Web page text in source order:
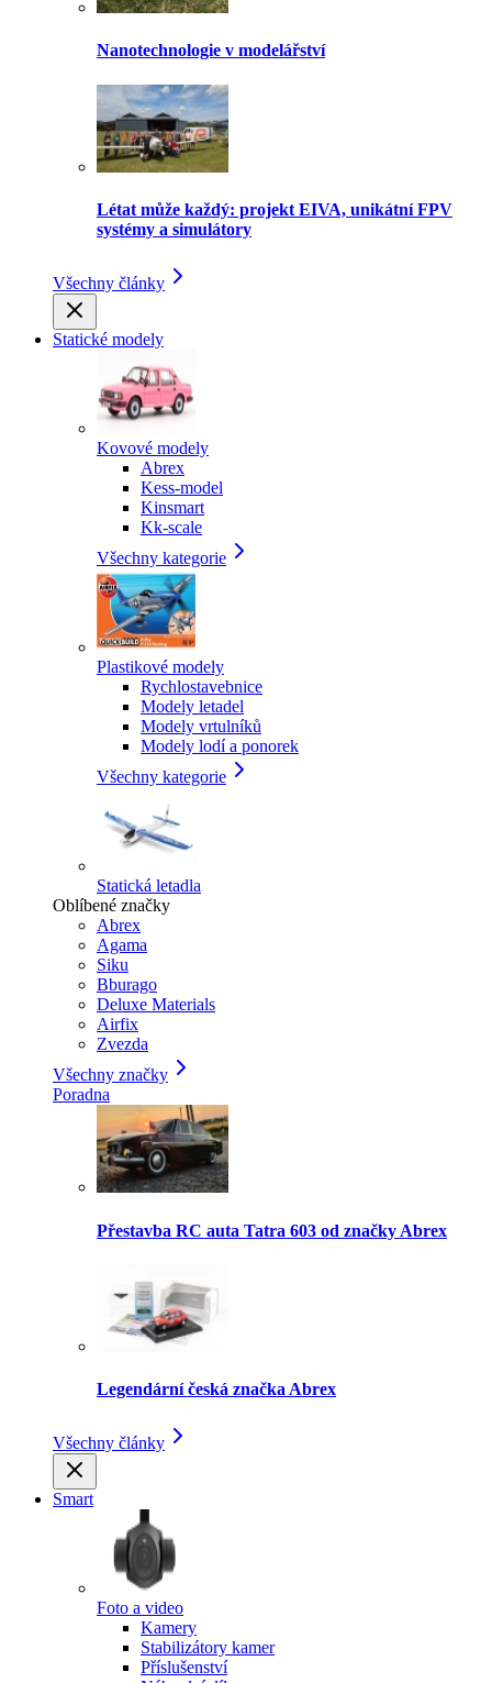
Nanotechnologie v modelářství
Létat může každý: projekt EIVA, unikátní FPV
systémy a simulátory
Všechny články
Statické modely
Kovové modely
Abrex
Kess-model
Kinsmart
Kk-scale
Všechny kategorie
Plastikové modely
Rychlostavebnice
Modely letadel
Modely vrtulníků
Modely lodí a ponorek
Všechny kategorie
Statická letadla
Oblíbené značky
Abrex
Agama
Siku
Bburago
Deluxe Materials
Airfix
Zvezda
Všechny značky
Poradna
Přestavba RC auta Tatra 603 od značky Abrex
Legendární česká značka Abrex
Všechny články
Smart
Foto a video
Kamery
Stabilizátory kamer
Příslušenství